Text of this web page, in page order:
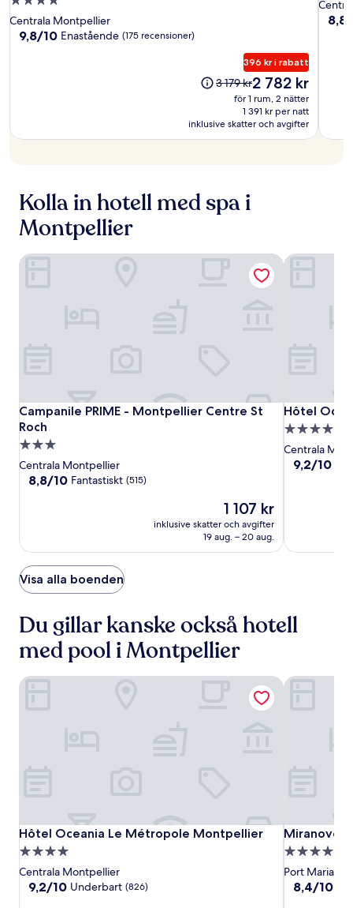
-
Montpellier
stjärnigt
boende
Centrala Montpellier
9.8
9,8/10 Enastående (175 recensioner)
396 kr i rabatt
Priset
3 179 kr
3 179 krPriset
2 782 kr
2 782 kr
för 1 rum, 2 nätter
1 391 kr per natt
inklusive skatter och avgifter
8.8
Kolla in hotell med spa i
Montpellier
Campanile
PRIME
-
Montpellier
Centre
Campanile
PRIME
-
Montpellier
Centre
Campanile PRIME - Montpellier Centre St
Roch
Campanile PRIME - Montpellier Centre St Roch
3.0-
stjärnigt
boende
Centrala Montpellier
8.8
8,8/10 Fantastiskt (515)
Priset
1 107 kr
1 107 kr
inklusive skatter och avgifter
19 aug. – 20 aug.
Campanile PRIME - Montpellier Centre St Roch
Hôtel
Oceania
Le
Métropole
Montpellier
Hôtel
Hôtel
4.0-
stjärnigt
boende
Centrala
9.2
9,2/10
Hôtel
Visa alla boenden
Du gillar kanske också hotell
med pool i Montpellier
Hôtel
Oceania
Le
Métropole
Montpellier
Hôtel
Oceania
Le
Métropole
Montpellier
Hôtel Oceania Le Métropole Montpellier
Hôtel Oceania Le Métropole Montpellier
4.0-
stjärnigt
boende
Centrala Montpellier
9.2
9,2/10 Underbart (826)
Hôtel Oceania Le Métropole Montpellier
Miranove
Miranove
Miranove
4.0-
stjärnigt
boende
Port Marianne
8.4
8,4/10
Miranove